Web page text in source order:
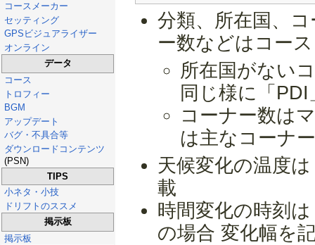
コースメーカー
セッティング
GPSビジュアライザー
オンライン
データ
コース
トロフィー
BGM
アップデート
バグ・不具合等
ダウンロードコンテンツ
(PSN)
TIPS
小ネタ・小技
ドリフトのススメ
掲示板
掲示板
分類、所在国、
ー数などはコー
所在国がない
同じ様に「
コーナー数は
は主なコーナ
天候変化の温度
載
時間変化の時刻
の場合 変化幅を